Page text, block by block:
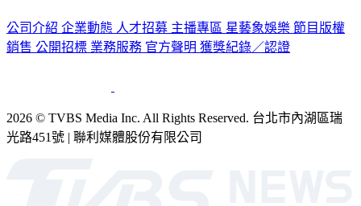
公司介紹 企業動態 人才招募 主播專區 星藝象娛樂 節目版權
銷售 公開招標 業務服務 官方聲明 獲獎紀錄／認證
2026 © TVBS Media Inc. All Rights Reserved. 台北市內湖區瑞
光路451號 | 聯利媒體股份有限公司